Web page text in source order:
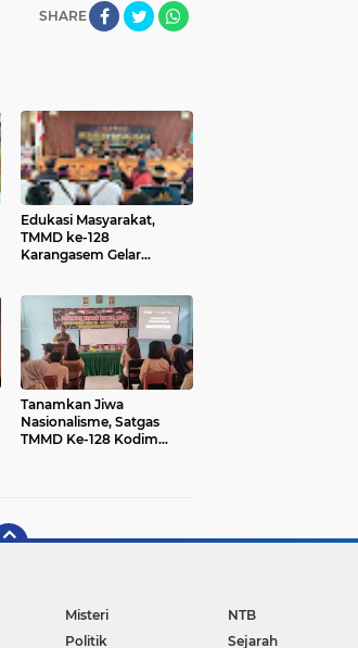
SHARE
Edukasi Masyarakat,
TMMD ke-128
Karangasem Gelar
Tanamkan Jiwa
Nasionalisme, Satgas
TMMD Ke-128 Kodim
Misteri
NTB
Politik Sejarah